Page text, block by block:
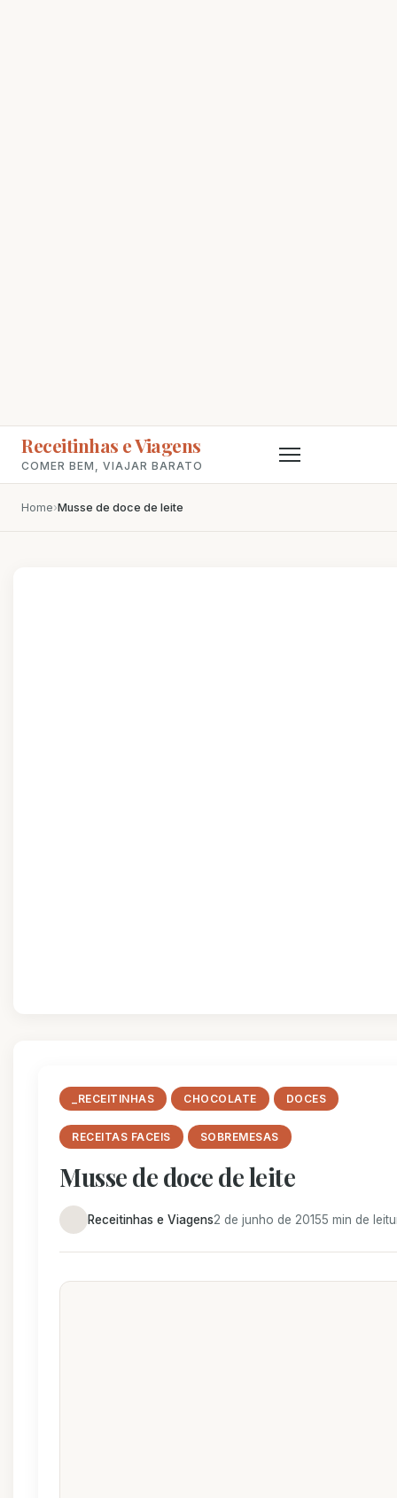
Receitinhas e Viagens
COMER BEM, VIAJAR BARATO
Home›Musse de doce de leite
_RECEITINHAS CHOCOLATE DOCES
RECEITAS FACEIS SOBREMESAS
Musse de doce de leite
Receitinhas e Viagens2 de junho de 20155 min de